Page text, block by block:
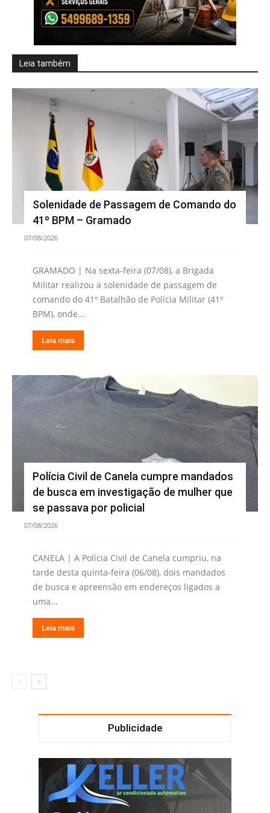
Leia também
Solenidade de Passagem de Comando do
41º BPM – Gramado
07/08/2026
GRAMADO | Na sexta-feira (07/08), a Brigada
Militar realizou a solenidade de passagem de
comando do 41º Batalhão de Polícia Militar (41º
BPM), onde...
Leia mais
Polícia Civil de Canela cumpre mandados
de busca em investigação de mulher que
se passava por policial
07/08/2026
CANELA | A Polícia Civil de Canela cumpriu, na
tarde desta quinta-feira (06/08), dois mandados
de busca e apreensão em endereços ligados a
uma...
Leia mais
Publicidade